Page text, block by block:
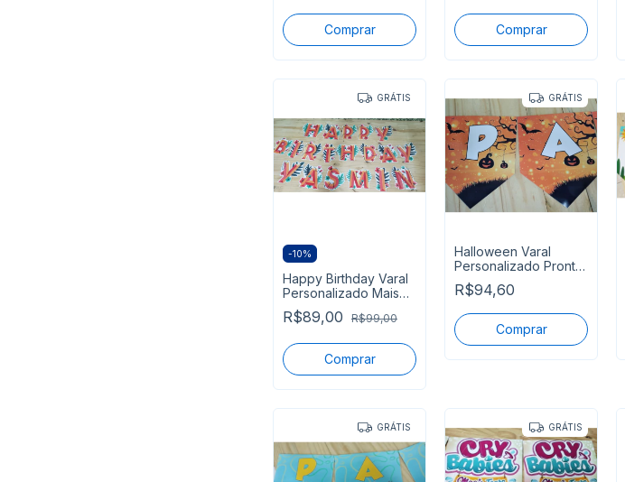
GRÁTIS
-10%
Happy Birthday Varal
Personalizado Mais
Nome Tema Tropical
R$89,00 R$99,00
GRÁTIS
Halloween Varal
Personalizado Pronta
Entrega
R$94,60
GRÁTIS GRÁTIS